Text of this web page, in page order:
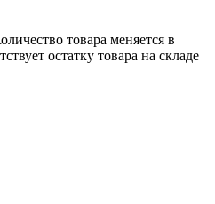
товара меняется в
остатку товара на складе